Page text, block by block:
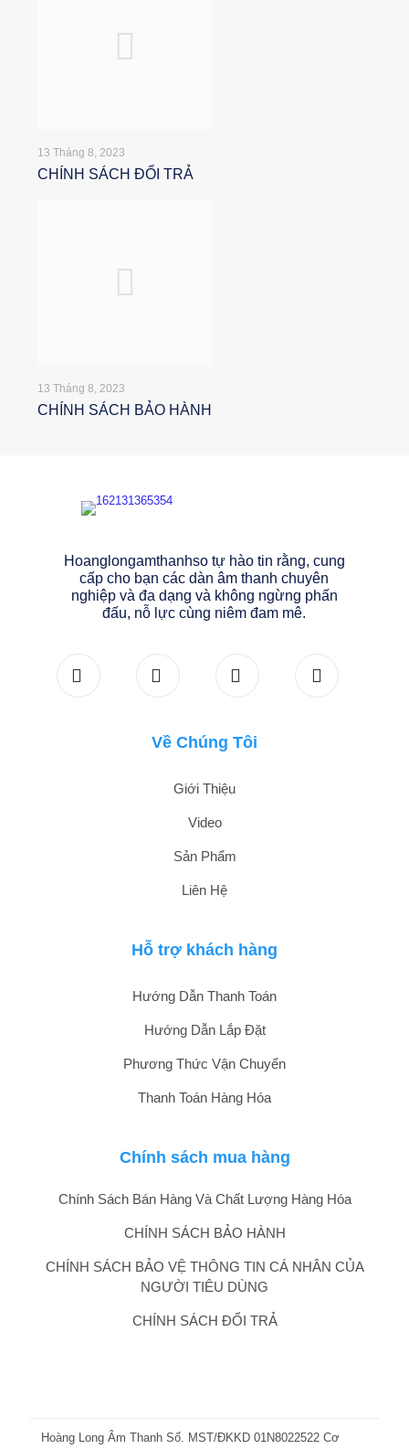
13 Tháng 8, 2023
CHÍNH SÁCH ĐỔI TRẢ
13 Tháng 8, 2023
CHÍNH SÁCH BẢO HÀNH
Hoanglongamthanhso tự hào tin rằng, cung
cấp cho bạn các dàn âm thanh chuyên
nghiệp và đa dạng và không ngừng phấn
đấu, nỗ lực cùng niêm đam mê.
Về Chúng Tôi
Giới Thiệu
Video
Sản Phẩm
Liên Hệ
Hỗ trợ khách hàng
Hướng Dẫn Thanh Toán
Hướng Dẫn Lắp Đặt
Phương Thức Vận Chuyển
Thanh Toán Hàng Hóa
Chính sách mua hàng
Chính Sách Bán Hàng Và Chất Lượng Hàng Hóa
CHÍNH SÁCH BẢO HÀNH
CHÍNH SÁCH BẢO VỆ THÔNG TIN CÁ NHÂN CỦA
NGƯỜI TIÊU DÙNG
CHÍNH SÁCH ĐỔI TRẢ
Hoàng Long Âm Thanh Số. MST/ĐKKD 01N8022522 Cơ